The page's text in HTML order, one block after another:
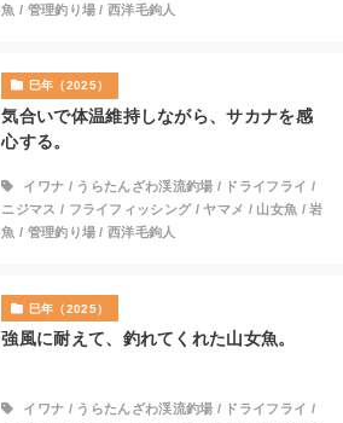
魚 / 管理釣り場 /西洋毛鉤人
巳年（2025）
気合いで体温維持しながら、サカナを感
心する。
イワナ / うらたんざわ渓流釣場 / ドライフライ /
ニジマス / フライフィッシング/ ヤマメ / 山女魚 /岩
魚 / 管理釣り場 /西洋毛鉤人
巳年（2025）
強風に耐えて、釣れてくれた山女魚。
イワナ / うらたんざわ渓流釣場 / ドライフライ /